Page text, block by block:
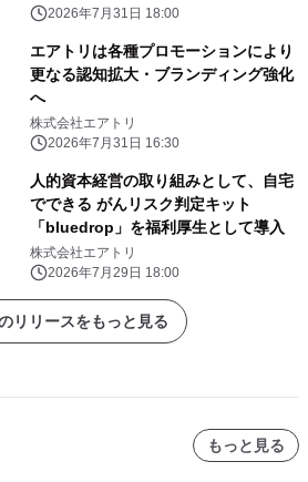
2026年7月31日 18:00
エアトリは各種プロモーションにより
更なる認知拡大・ブランディング強化
へ
株式会社エアトリ
2026年7月31日 16:30
人的資本経営の取り組みとして、自宅
でできる がんリスク判定キット
「bluedrop」を福利厚生として導入
株式会社エアトリ
2026年7月29日 18:00
リリースをもっと見る
もっと見る